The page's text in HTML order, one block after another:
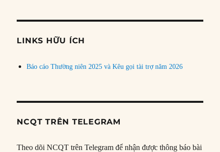
đề
LINKS HỮU ÍCH
Báo cáo Thường niên 2025 và Kêu gọi tài trợ năm 2026
NCQT TRÊN TELEGRAM
Theo dõi NCQT trên Telegram để nhận được thông báo bài